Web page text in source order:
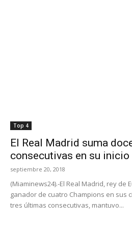
Top 4
El Real Madrid suma
consecutivas en su inicio
septiembre 20, 2018
(Miaminews24).-El Real Madrid, rey de
ganador de cuatro Champions en sus
tres últimas consecutivas, mantuvo...